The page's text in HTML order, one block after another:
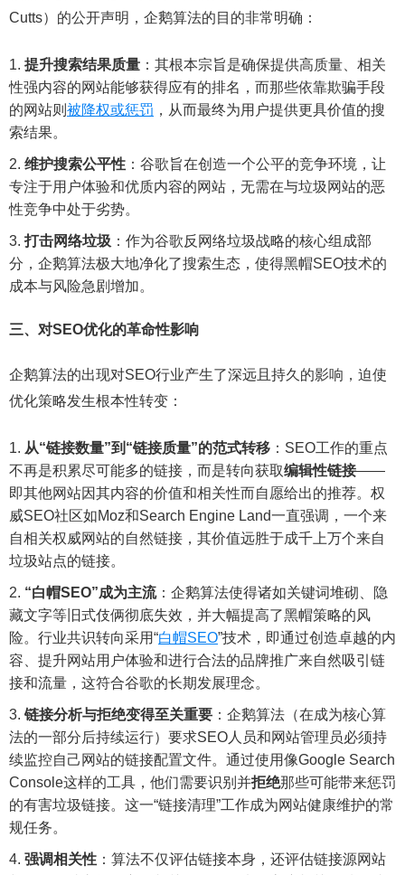
Cutts）的公开声明，企鹅算法的目的非常明确：
提升搜索结果质量 ：其根本宗旨是确保提供高质量、相关
性强内容的网站能够获得应有的排名，而那些依靠欺骗手段
的网站则 被降权或惩罚 ，从而最终为用户提供更具价值的搜
索结果。
维护搜索公平性 ：谷歌旨在创造一个公平的竞争环境，让
专注于用户体验和优质内容的网站，无需在与垃圾网站的恶
性竞争中处于劣势。
打击网络垃圾 ：作为谷歌反网络垃圾战略的核心组成部
分，企鹅算法极大地净化了搜索生态，使得黑帽SEO技术的
成本与风险急剧增加。
三、对SEO优化的革命性影响
企鹅算法的出现对SEO行业产生了深远且持久的影响，迫使
优化策略发生根本性转变：
从“链接数量”到“链接质量”的范式转移 ：SEO工作的重点
不再是积累尽可能多的链接，而是转向获取编辑性链接——
即其他网站因其内容的价值和相关性而自愿给出的推荐。权
威SEO社区如Moz和Search Engine Land一直强调，一个来
自相关权威网站的自然链接，其价值远胜于成千上万个来自
垃圾站点的链接。
“白帽SEO”成为主流：企鹅算法使得诸如关键词堆砌、隐
藏文字等旧式伎俩彻底失效，并大幅提高了黑帽策略的风
险。行业共识转向采用“白帽SEO”技术，即通过创造卓越的内
容、提升网站用户体验和进行合法的品牌推广来自然吸引链
接和流量，这符合谷歌的长期发展理念。
链接分析与拒绝变得至关重要 ：企鹅算法（在成为核心算
法的一部分后持续运行）要求SEO人员和网站管理员必须持
续监控自己网站的链接配置文件。通过使用像Google Search
Console这样的工具，他们需要识别并拒绝那些可能带来惩罚
的有害垃圾链接。这一“链接清理”工作成为网站健康维护的常
规任务。
强调相关性 ：算法不仅评估链接本身，还评估链接源网站